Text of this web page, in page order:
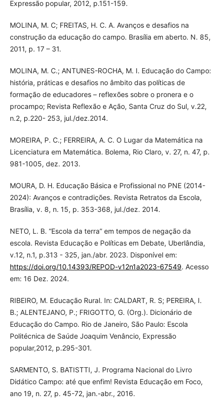
Expressão popular, 2012, p.151-159.
MOLINA, M. C; FREITAS, H. C. A. Avanços e desafios na
construção da educação do campo. Brasília em aberto. N. 85,
2011, p. 17 – 31.
MOLINA, M. C.; ANTUNES-ROCHA, M. I. Educação do Campo:
história, práticas e desafios no âmbito das políticas de
formação de educadores – reflexões sobre o pronera e o
procampo; Revista Reflexão e Ação, Santa Cruz do Sul, v.22,
n.2, p.220- 253, jul./dez.2014.
MOREIRA, P. C.; FERREIRA, A. C. O Lugar da Matemática na
Licenciatura em Matemática. Bolema, Rio Claro, v. 27, n. 47, p.
981-1005, dez. 2013.
MOURA, D. H. Educação Básica e Profissional no PNE (2014-
2024): Avanços e contradições. Revista Retratos da Escola,
Brasília, v. 8, n. 15, p. 353-368, jul./dez. 2014.
NETO, L. B. “Escola da terra” em tempos de negação da
escola. Revista Educação e Políticas em Debate, Uberlândia,
v.12, n.1, p.313 - 325, jan./abr. 2023. Disponível em:
https://doi.org/10.14393/REPOD-v12n1a2023-67549. Acesso
em: 16 Dez. 2024.
RIBEIRO, M. Educação Rural. In: CALDART, R. S; PEREIRA, I.
B.; ALENTEJANO, P.; FRIGOTTO, G. (Org.). Dicionário de
Educação do Campo. Rio de Janeiro, São Paulo: Escola
Politécnica de Saúde Joaquim Venâncio, Expressão
popular,2012, p.295-301.
SARMENTO, S. BATISTTI, J. Programa Nacional do Livro
Didático Campo: até que enfim! Revista Educação em Foco,
ano 19, n. 27, p. 45-72, jan.-abr., 2016.